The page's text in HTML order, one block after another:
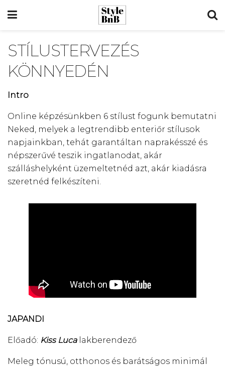
STÍLUSTERVEZÉS
KÖNNYEDÉN
Intro
Online képzésünkben 6 stílust fogunk bemutatni
Neked, melyek a legtrendibb enteriőr stílusok
napjainkban, tehát garantáltan naprakésszé és
népszerűvé teszik ingatlanodat, akár
szálláshelyként üzemeltetnéd azt, akár kiadásra
szeretnéd felkészíteni.
JAPANDI
Előadó: Kiss Lucalakberendező
Meleg tónusú, otthonos és barátságos minimál